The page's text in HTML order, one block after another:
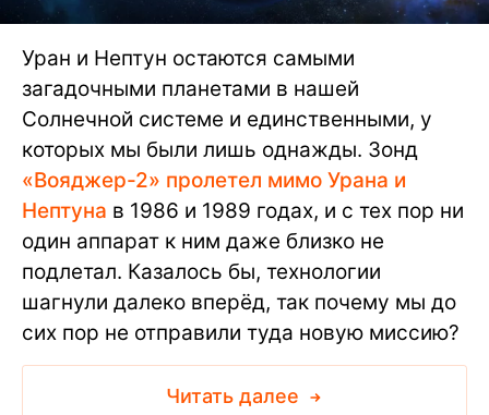
Уран и Нептун остаются самыми
загадочными планетами в нашей
Солнечной системе и единственными, у
которых мы были лишь однажды. Зонд
«Вояджер-2» пролетел мимо Урана и
Нептуна в 1986 и 1989 годах, и с тех пор ни
один аппарат к ним даже близко не
подлетал. Казалось бы, технологии
шагнули далеко вперёд, так почему мы до
сих пор не отправили туда новую миссию?
Читать далее